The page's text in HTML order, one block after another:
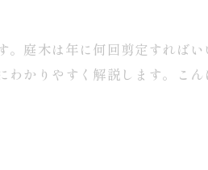
庭木は年に何回剪定すればい
かりやすく解説します。こん